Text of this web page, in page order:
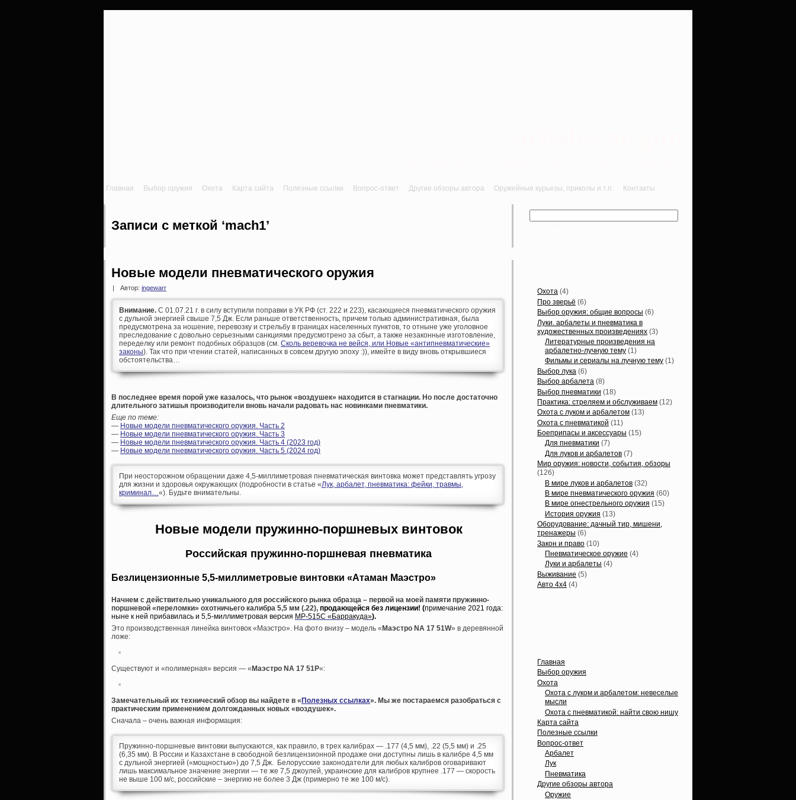
Главная Выбор оружия Охота Карта сайта Полезные ссылки Вопрос-ответ Другие обзоры автора Оружейные курьезы, приколы и т.п. Контакты
Записи с меткой ‘mach1’
Новые модели пневматического оружия
Автор: ingewarr
Внимание. С 01.07.21 г. в силу вступили поправки в УК РФ (ст. 222 и 223), касающиеся пневматического оружия
с дульной энергией свыше 7,5 Дж. Если раньше ответственность, причем только административная, была
предусмотрена за ношение, перевозку и стрельбу в границах населенных пунктов, то отныне уже уголовное
преследование с довольно серьезными санкциями предусмотрено за сбыт, а также незаконные изготовление,
переделку или ремонт подобных образцов (см. Сколь веревочка не вейся, или Новые «антипневматические»
законы). Так что при чтении статей, написанных в совсем другую эпоху :)), имейте в виду вновь открывшиеся
обстоятельства…
В последнее время порой уже казалось, что рынок «воздушек» находится в стагнации. Но после достаточно
длительного затишья производители вновь начали радовать нас новинками пневматики.
Еще по теме:
— Новые модели пневматического оружия. Часть 2
— Новые модели пневматического оружия. Часть 3
— Новые модели пневматического оружия. Часть 4 (2023 год)
— Новые модели пневматического оружия. Часть 5 (2024 год)
При неосторожном обращении даже 4,5-миллиметровая пневматическая винтовка может представлять угрозу
для жизни и здоровья окружающих (подробности в статье «Лук, арбалет, пневматика: фейки, травмы,
криминал…«). Будьте внимательны.
Новые модели пружинно-поршневых винтовок
Российская пружинно-поршневая пневматика
Безлицензионные 5,5-миллиметровые винтовки «Атаман Маэстро»
Начнем с действительно уникального для российского рынка образца – первой на моей памяти пружинно-
поршневой «переломки» охотничьего калибра 5,5 мм (.22), продающейся без лицензии! (примечание 2021 года:
ныне к ней прибавилась и 5,5-миллиметровая версия МР-515С «Барракуда»).
Это производственная линейка винтовок «Маэстро». На фото внизу – модель « Маэстро NA 17 51W» в деревянной
ложе:
Существуют и «полимерная» версия — « Маэстро NA 17 51P«:
Замечательный их технический обзор вы найдете в « Полезных ссылках». Мы же постараемся разобраться с
практическим применением долгожданных новых «воздушек».
Сначала – очень важная информация:
Пружинно-поршневые винтовки выпускаются, как правило, в трех калибрах — .177 (4,5 мм), .22 (5,5 мм) и .25
(6,35 мм). В России и Казахстане в свободной безлицензионной продаже они доступны лишь в калибре 4,5 мм
с дульной энергией («мощностью») до 7,5 Дж. Белорусские законодатели для любых калибров оговаривают
лишь максимальное значение энергии — те же 7,5 джоулей, украинские для калибров крупнее .177 — скорость
не выше 100 м/с, российские – энергию не более 3 Дж (примерно те же 100 м/с).
Охота (4)
Про зверьё (6)
Выбор оружия: общие вопросы (6)
Луки. арбалеты и пневматика в
художественных произведениях (3)
Литературные произведения на
арбалетно-лучную тему (1)
Фильмы и сериалы на лучную тему (1)
Выбор лука (6)
Выбор арбалета (8)
Выбор пневматики (18)
Практика: стреляем и обслуживаем (12)
Охота с луком и арбалетом (13)
Охота с пневматикой (11)
Боеприпасы и аксессуары (15)
Для пневматики (7)
Для луков и арбалетов (7)
Мир оружия: новости, события, обзоры
(126)
В мире луков и арбалетов (32)
В мире пневматического оружия (60)
В мире огнестрельного оружия (15)
История оружия (13)
Оборудование: дачный тир, мишени,
тренажеры (6)
Закон и право (10)
Пневматическое оружие (4)
Луки и арбалеты (4)
Выживание (5)
Авто 4х4 (4)
Главная
Выбор оружия
Охота
Охота с луком и арбалетом: невеселые
мысли
Охота с пневматикой: найти свою нишу
Карта сайта
Полезные ссылки
Вопрос-ответ
Арбалет
Лук
Пневматика
Другие обзоры автора
Оружие